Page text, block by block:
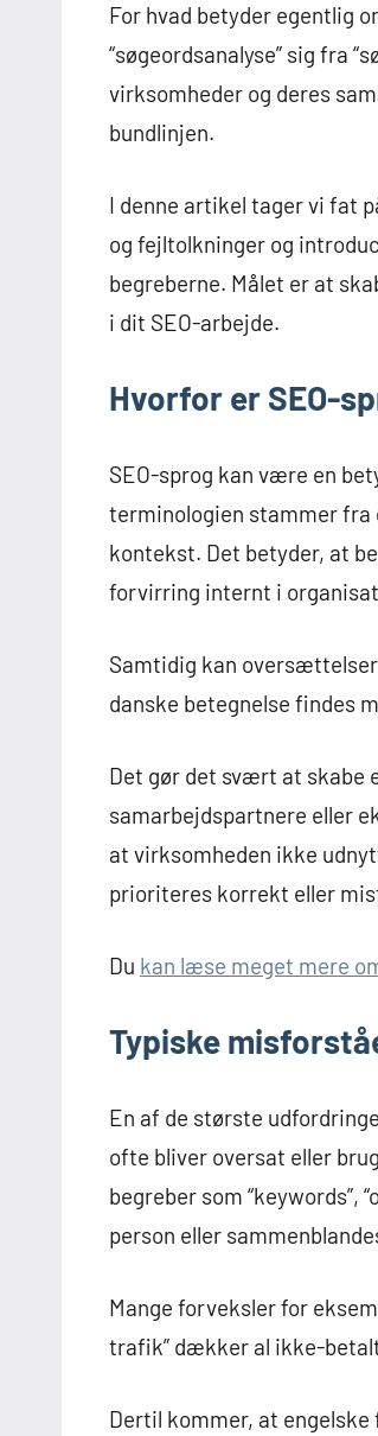
For hvad betyder egentlig
“søgeordsanalyse” sig fra
virksomheder og deres
bundlinjen.
I denne artikel tager vi fat
og fejltolkninger og
begreberne. Målet er at
i dit SEO-arbejde.
Hvorfor er SEO-
SEO-sprog kan være en
terminologien stammer fra
kontekst. Det betyder, at
forvirring internt i
Samtidig kan
danske betegnelse findes
Det gør det svært at skabe
samarbejdspartnere eller
at virksomheden ikke
prioriteres korrekt eller
Du kan læse meget mere
Typiske
En af de største
ofte bliver oversat eller
begreber som “keywords”,
person eller
Mange forveksler for
trafik” dækker al ikke-
Dertil kommer, at